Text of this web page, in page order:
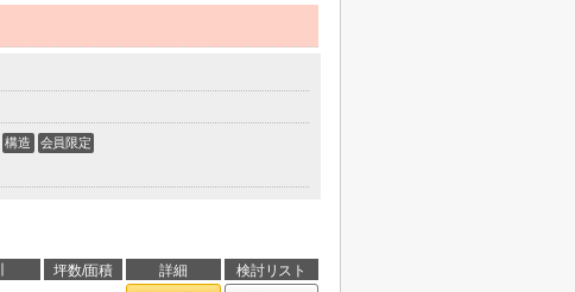
構造
会員限定
坪数/面積 詳細 検討リスト